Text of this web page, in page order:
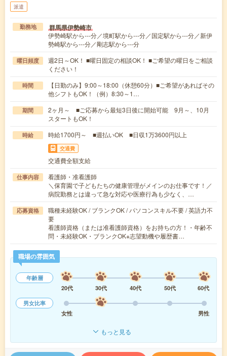
派遣
勤務地 群馬県伊勢崎市
伊勢崎駅から---分／境町駅から---分／国定駅から---分／新伊
勢崎駅から---分／剛志駅から---分
曜日頻度
週2日～OK！ ■曜日固定の相談OK！ ■ご希望の曜日をご相談
ください！
時間
【日勤のみ】9:00～18:00（休憩60分）■ご希望があればその
他シフトもOK！（例）8:30～1…
期間
2ヶ月～ ■ご応募から最短3日後に開始可能 9月～、10月
スタートもOK！
時給 時給1700円～ ■週払いOK ■日収1万3600円以上
交通費
交通費全額支給
仕事内容
看護師・准看護師
＼保育園で子どもたちの健康管理がメインのお仕事です！／
病院勤務とは違って急な対応や医療行為も少なく、…
応募資格
職種未経験OK / ブランクOK / パソコンスキル不要 / 英語力不
要
看護師資格（または准看護師資格）をお持ちの方！・年齢不
問・未経験OK・ブランクOK※志望動機や履歴書…
職場の雰囲気
年齢層
20代
30代 40代 50代
60代
男女比率
女性
男性
もっと見る